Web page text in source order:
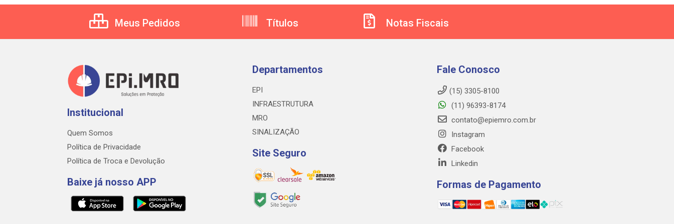
Meus Pedidos Títulos Notas Fiscais
Institucional
Quem Somos
Política de Privacidade
Política de Troca e Devolução
Baixe já nosso APP
Departamentos
EPI
INFRAESTRUTURA
MRO
SINALIZAÇÃO
Site Seguro
Fale Conosco
(15) 3305-8100
(11) 96393-8174
contato@epiemro.com.br
Instagram
Facebook
Linkedin
Formas de Pagamento